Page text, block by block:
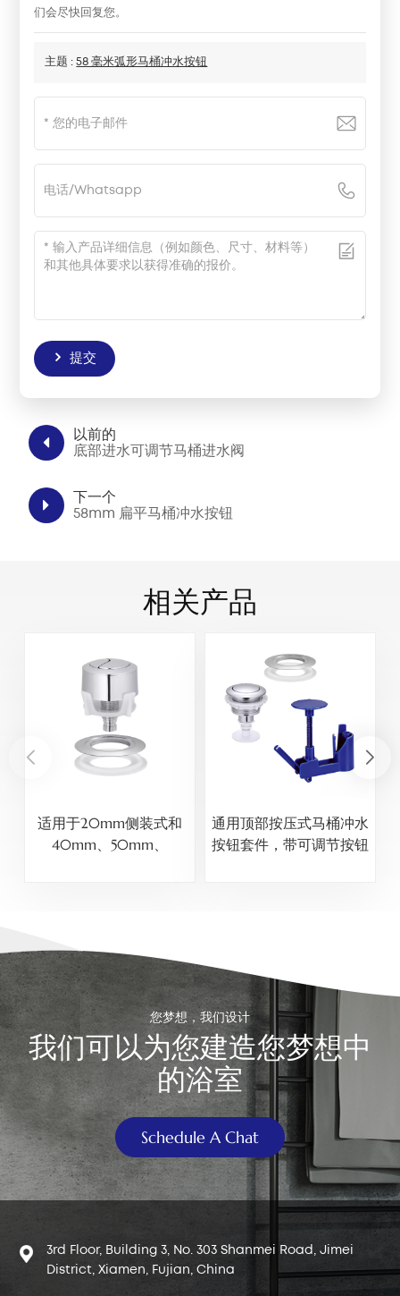
们会尽快回复您。
主题 :58 毫米弧形马桶冲水按钮
提交
以前的
底部进水可调节马桶进水阀
下一个
58mm 扁平马桶冲水按钮
相关产品
适用于20mm侧装式和
40mm、50mm、
通用顶部按压式马桶冲水
按钮套件，带可调节按钮
您梦想，我们设计
我们可以为您建造您梦想中
的浴室
Schedule A Chat
3rd Floor, Building 3, No. 303 Shanmei Road, Jimei
District, Xiamen, Fujian, China